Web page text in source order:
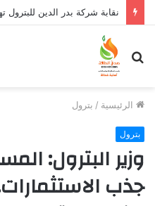
بحث
عن
الرئيسية / بترول
بترول
وزير البترول: